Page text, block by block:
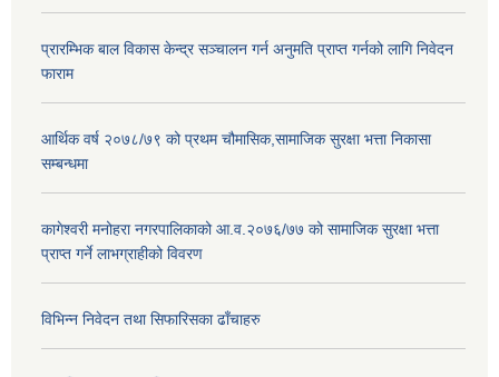
प्रारम्भिक बाल विकास केन्द्र सञ्चालन गर्न अनुमति प्राप्त गर्नको लागि निवेदन
फाराम
आर्थिक वर्ष २०७८/७९ को प्रथम चौमासिक,सामाजिक सुरक्षा भत्ता निकासा
सम्बन्धमा
कागेश्वरी मनोहरा नगरपालिकाको आ.व.२०७६/७७ को सामाजिक सुरक्षा भत्ता
प्राप्त गर्ने लाभग्राहीको विवरण
विभिन्न निवेदन तथा सिफारिसका ढाँचाहरु